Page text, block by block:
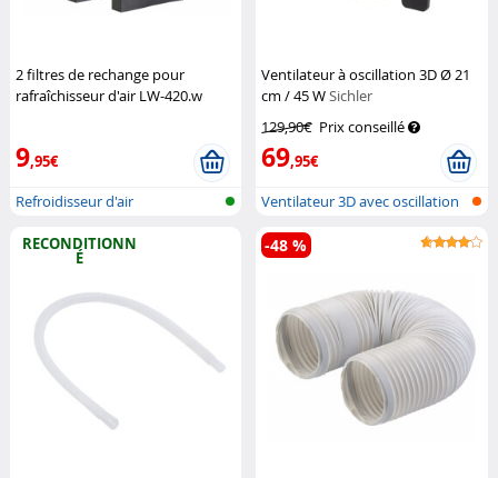
2 filtres de rechange pour
rafraîchisseur d'air LW-420.w
9,95€
Refroidisseur d'air
Ventilateur à oscillation 3D Ø 21
cm / 45 WSichler
129,90€ Prix conseillé
69,95€
Ventilateur 3D avec oscillation
3D
RECONDITIONN
É
-48 %